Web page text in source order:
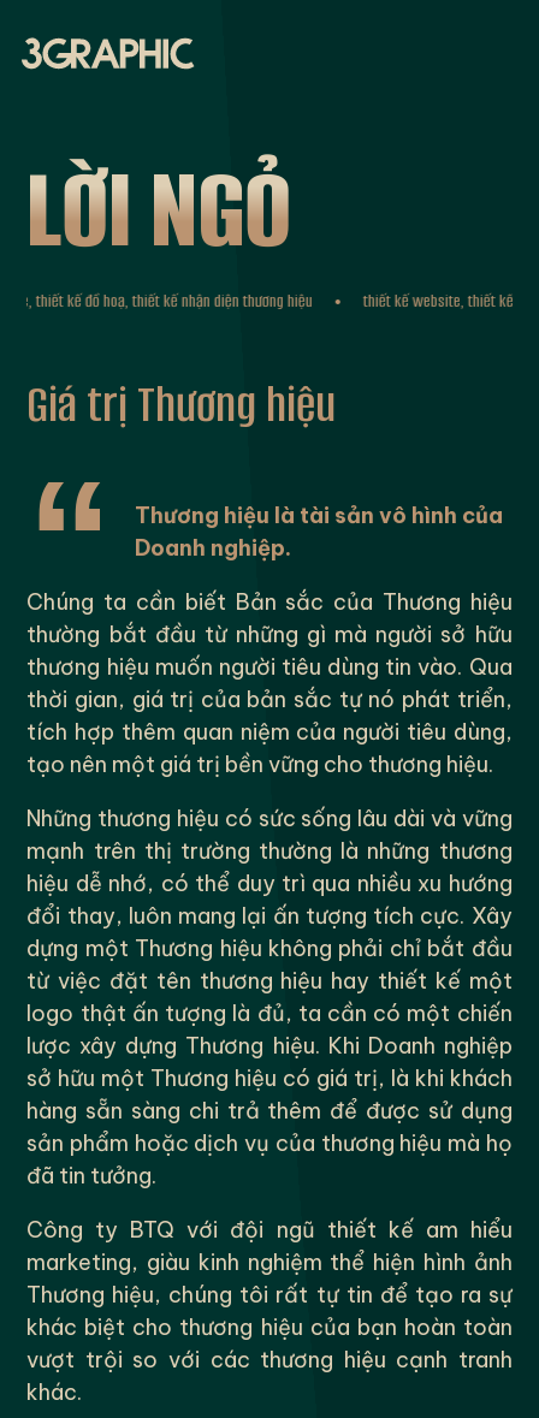
LỜINGỎ
kế đồ hoạ, thiết kế nhận diện thương hiệu thiết kế website, thiết kế đồ hoạ,
Giá trị Thương hiệu
Thương hiệu là tài sản vô hình của
Doanh nghiệp.
Chúng ta cần biết Bản sắc của Thương hiệu
thường bắt đầu từ những gì mà người sở hữu
thương hiệu muốn người tiêu dùng tin vào. Qua
thời gian, giá trị của bản sắc tự nó phát triển,
tích hợp thêm quan niệm của người tiêu dùng,
tạo nên một giá trị bền vững cho thương hiệu.
Những thương hiệu có sức sống lâu dài và vững
mạnh trên thị trường thường là những thương
hiệu dễ nhớ, có thể duy trì qua nhiều xu hướng
đổi thay, luôn mang lại ấn tượng tích cực. Xây
dựng một Thương hiệu không phải chỉ bắt đầu
từ việc đặt tên thương hiệu hay thiết kế một
logo thật ấn tượng là đủ, ta cần có một chiến
lược xây dựng Thương hiệu. Khi Doanh nghiệp
sở hữu một Thương hiệu có giá trị, là khi khách
hàng sẵn sàng chi trả thêm để được sử dụng
sản phẩm hoặc dịch vụ của thương hiệu mà họ
đã tin tưởng.
Công ty BTQ với đội ngũ thiết kế am hiểu
marketing, giàu kinh nghiệm thể hiện hình ảnh
Thương hiệu, chúng tôi rất tự tin để tạo ra sự
khác biệt cho thương hiệu của bạn hoàn toàn
vượt trội so với các thương hiệu cạnh tranh
khác.